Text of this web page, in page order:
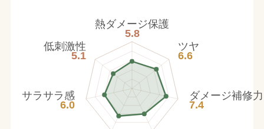
熱ダメージ保護
5.8
ツヤ
6.6
ダメージ補修力
7.4
サラサラ感
6.0
低刺激性
5.1